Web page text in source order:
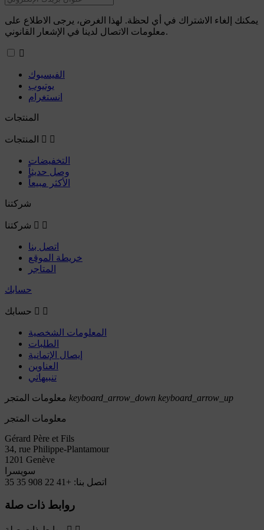
يمكنك إلغاء الاشتراك في أي لحظة. لهذا الغرض، يرجى الاطلاع على
معلومات الاتصال لدينا في الإشعار القانوني.

الفيسبوك
يوتيوب
انستغرام
المنتجات
المنتجات  
التخفيضات
وصل حديثاً
الأكثر مبيعاً
شركتنا
شركتنا  
اتصل بنا
خريطة الموقع
المتاجر
حسابك
حسابك  
المعلومات الشخصية
الطلبات
إيصال الإتمانية
العناوين
تنبيهاتي
معلومات المتجر keyboard_arrow_down keyboard_arrow_up
معلومات المتجر
Gérard Père et Fils
34, rue Philippe-Plantamour
1201 Genève
سويسرا
اتصل بنا: +41 22 908 35 35
روابط ذات صلة